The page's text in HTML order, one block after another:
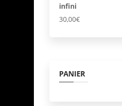
infini
30,00€
PANIER